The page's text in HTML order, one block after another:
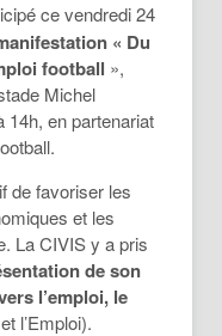
ce vendredi 24
« Du
football »,
Michel
14h, en partenariat
de favoriser les
et les
La CIVIS y a pris
de son
l’emploi, le
l’Emploi).